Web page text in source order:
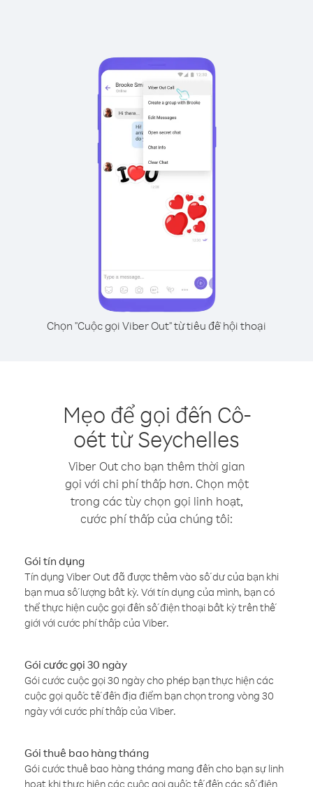
Chọn "Cuộc gọi Viber Out" từ tiêu đề hội thoại
Mẹo để gọi đến Cô-
oét từ Seychelles
Viber Out cho bạn thêm thời gian
gọi với chi phí thấp hơn. Chọn một
trong các tùy chọn gọi linh hoạt,
cước phí thấp của chúng tôi:
Gói tín dụng
Tín dụng Viber Out đã được thêm vào số dư của bạn khi
bạn mua số lượng bất kỳ. Với tín dụng của mình, bạn có
thể thực hiện cuộc gọi đến số điện thoại bất kỳ trên thế
giới với cước phí thấp của Viber.
Gói cước gọi 30 ngày
Gói cước cuộc gọi 30 ngày cho phép bạn thực hiện các
cuộc gọi quốc tế đến địa điểm bạn chọn trong vòng 30
ngày với cước phí thấp của Viber.
Gói thuê bao hàng tháng
Gói cước thuê bao hàng tháng mang đến cho bạn sự linh
hoạt khi thực hiện các cuộc gọi quốc tế đến các số điện